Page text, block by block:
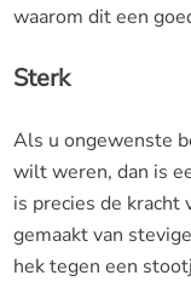
waarom dit een
Sterk
Als u ongewenste
wilt weren, dan is
is precies de kracht
gemaakt van
hek tegen een